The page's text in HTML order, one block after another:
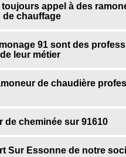
toujours appel à des
de chauffage
91 sont des
leur métier
de chaudière
de cheminée sur 91610
Sur Essonne de notre